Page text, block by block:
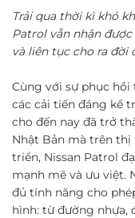
Trải qua thời kì khó
Patrol vẫn nhận
và liên tục cho ra đời
Cùng với sự phục hồi
các cải tiến đáng kể
cho đến nay đã trở
Nhật Bản mà trên thị
triển, Nissan Patrol
mạnh mẽ và ưu việt.
đủ tính năng cho
hình: từ đường nhựa,